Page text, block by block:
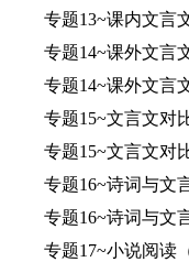
专题13~课内文言文
专题14~课外文言文
专题14~课外文言文
专题15~文言文对比
专题15~文言文对比
专题16~诗词与文言
专题16~诗词与文言
专题17~小说阅读（